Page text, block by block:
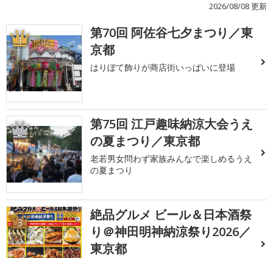
2026/08/08 更新
1
第70回 阿佐谷七夕まつり／東
京都
はりぼて飾りが商店街いっぱいに登場
2
第75回 江戸趣味納涼大会うえ
の夏まつり／東京都
老若男女問わず家族みんなで楽しめるうえ
の夏まつり
3
絶品グルメ ビール＆日本酒祭
り＠神田明神納涼祭り2026／
東京都